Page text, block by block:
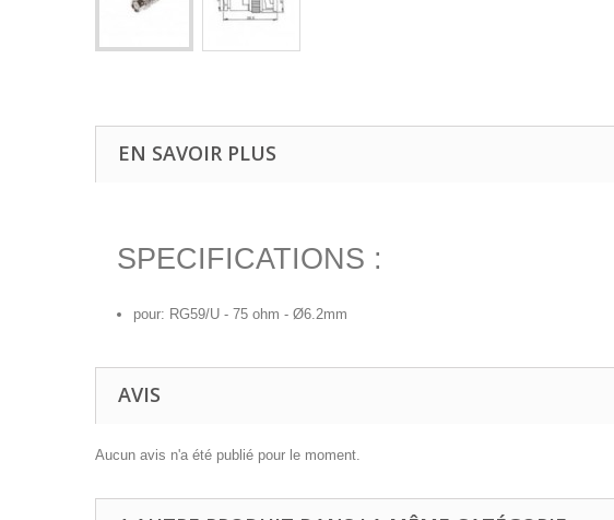
EN SAVOIR PLUS
SPECIFICATIONS :
pour: RG59/U - 75 ohm - Ø6.2mm
AVIS
Aucun avis n'a été publié pour le moment.